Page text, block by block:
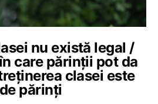
nu există legal /
care părinții pot da
clasei este
părinți